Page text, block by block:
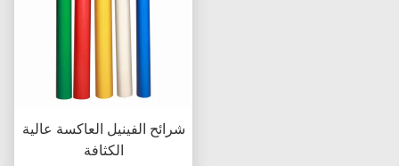
شرائح الفينيل العاكسة عالية
الكثافة